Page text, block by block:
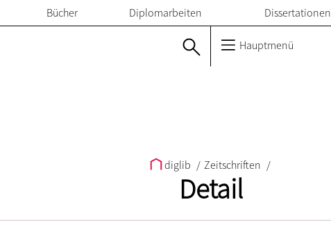
Bücher Diplomarbeiten Dissertationen
Hauptmenü
diglib / Zeitschriften /
Detail